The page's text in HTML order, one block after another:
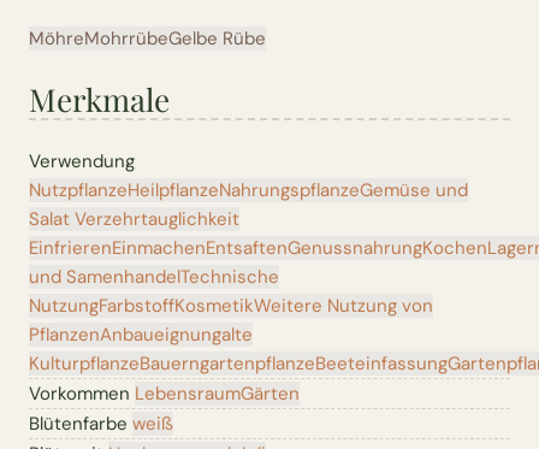
MöhreMohrrübeGelbe Rübe
Merkmale
Verwendung
NutzpflanzeHeilpflanzeNahrungspflanzeGemüse und
Salat Verzehrtauglichkeit
EinfrierenEinmachenEntsaftenGenussnahrungKochen
und SamenhandelTechnische
NutzungFarbstoffKosmetikWeitere Nutzung von
PflanzenAnbaueignungalte
KulturpflanzeBauerngartenpflanzeBeeteinfassung
Vorkommen LebensraumGärten
Blütenfarbe weiß